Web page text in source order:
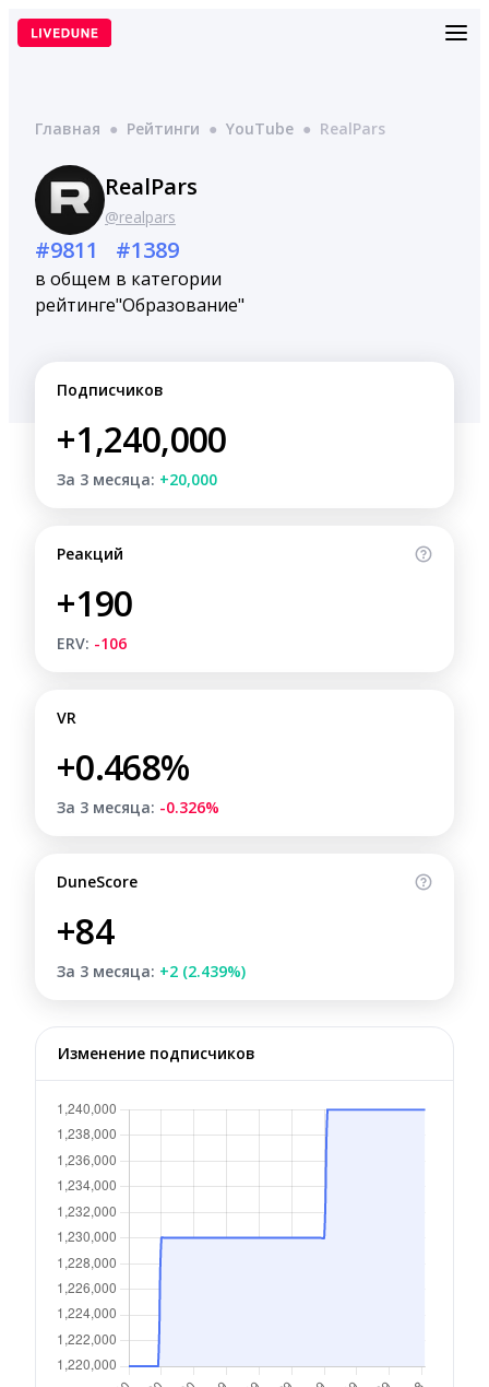
Перейти
Главная ● Рейтинги ● YouTube ● RealPars
RealPars
@realpars
#9811
в общем
рейтинге
#1389
в категории
"Образование"
Подписчиков
+1,240,000
За 3 месяца: +20,000
Реакций
+190
ERV: -106
VR
+0.468%
За 3 месяца: -0.326%
DuneScore
+84
За 3 месяца: +2 (2.439%)
Изменение подписчиков